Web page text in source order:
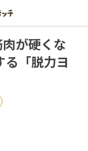
が硬くな
る「脱力ヨ